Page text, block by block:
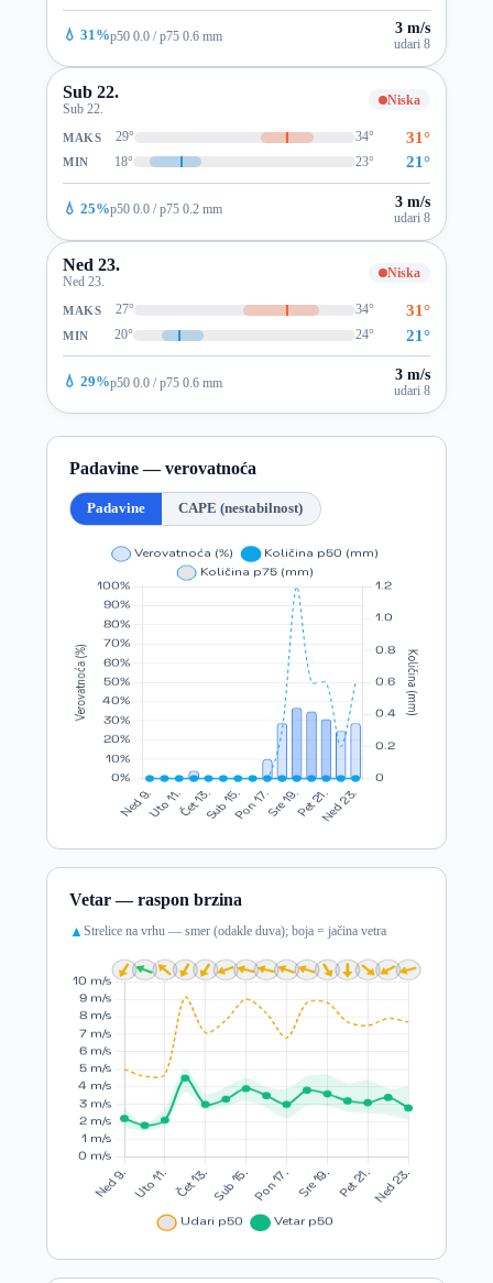
💧 31%p50 0.0 / p75 0.6 mm 3 m/s
udari 8
Sub 22.
Sub 22.
Niska
MAKS 29° 34° 31°
MIN 18° 23° 21°
💧 25%p50 0.0 / p75 0.2 mm 3 m/s
udari 8
Ned 23.
Ned 23.
Niska
MAKS 27° 34° 31°
MIN 20° 24° 21°
💧 29%p50 0.0 / p75 0.6 mm 3 m/s
udari 8
Padavine — verovatnoća
Padavine CAPE (nestabilnost)
Vetar — raspon brzina
▲ Strelice na vrhu — smer (odakle duva); boja = jačina vetra